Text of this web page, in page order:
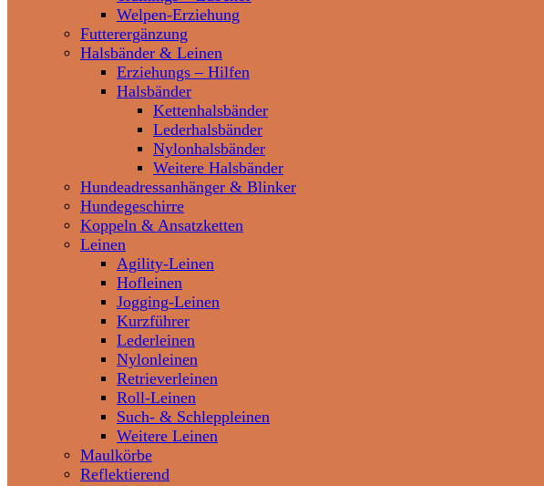
Welpen-Erziehung
Futterergänzung
Halsbänder & Leinen
Erziehungs – Hilfen
Halsbänder
Kettenhalsbänder
Lederhalsbänder
Nylonhalsbänder
Weitere Halsbänder
Hundeadressanhänger & Blinker
Hundegeschirre
Koppeln & Ansatzketten
Leinen
Agility-Leinen
Hofleinen
Jogging-Leinen
Kurzführer
Lederleinen
Nylonleinen
Retrieverleinen
Roll-Leinen
Such- & Schleppleinen
Weitere Leinen
Maulkörbe
Reflektierend